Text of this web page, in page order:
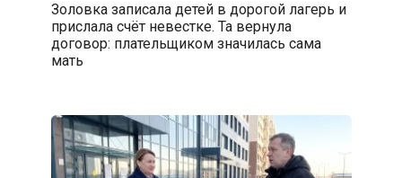
Золовка записала детей в дорогой лагерь и
прислала счёт невестке. Та вернула
договор: плательщиком значилась сама
мать